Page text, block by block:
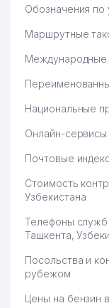
59
60
62 DOG
63
64 BS
Обозначения по
Маршрутные
Международные
Национальные
Онлайн-сервисы
Почтовые
Стоимость
Узбекистана
Телефоны
Ташкента,
Посольства и
рубежом
Цены на бензин